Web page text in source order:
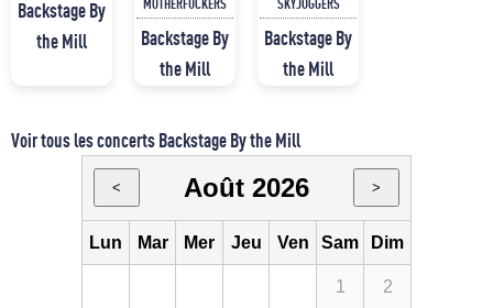
Backstage By
the Mill
Backstage By
the Mill
Backstage By
the Mill
Voir tous les concerts Backstage By the Mill
< Août 2026 >
Lun Mar Mer Jeu Ven Sam Dim
1 2